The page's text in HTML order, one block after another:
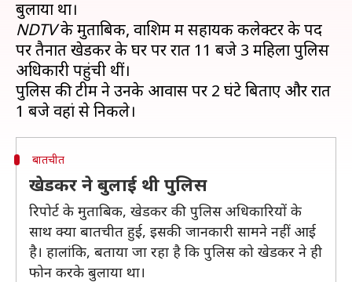
NDTVके मुताबिक, वाशिम में सहायक कलेक्टर के पद
पर तैनात खेडकर के घर पर रात 11 बजे 3 महिला पुलिस
अधिकारी पहुंची थीं।
पुलिस की टीम ने उनके आवास पर 2 घंटे बिताए और रात
बातचीत
खेडकर ने बुलाई थी पुलिस
रिपोर्ट के मुताबिक, खेडकर की पुलिस अधिकारियों के
साथ क्या बातचीत हुई, इसकी जानकारी सामने नहीं आई
है। हालांकि, बताया जा रहा है कि पुलिस को खेडकर ने ही
फोन करके बुलाया था।